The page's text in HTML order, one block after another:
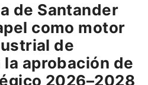
de Santander
como motor
de
aprobación de
2026–2028